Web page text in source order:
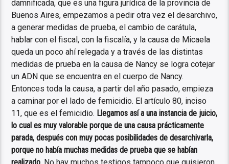
damnificada, que es una figura jurídica de la provincia de
Buenos Aires, empezamos a pedir otra vez el desarchivo,
a generar medidas de prueba, el cambio de carátula,
hablar con el fiscal, con la fiscalía, y la causa de Micaela
queda un poco ahí relegada y a través de las distintas
medidas de prueba en la causa de Nancy se logra cotejar
un ADN que se encuentra en el cuerpo de Nancy.
Entonces toda la causa, a partir del año pasado, empieza
a caminar por el lado de femicidio. El artículo 80, inciso
11, que es el femicidio. Llegamos así a una instancia de juicio,
lo cual es muy valorable porque de una causa prácticamente
parada, después con muy pocas posibilidades de desarchivarla,
porque no había muchas medidas de prueba que se habían